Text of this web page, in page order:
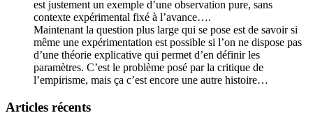
est justement un exemple d’une observation pure, sans
contexte expérimental fixé à l’avance….
Maintenant la question plus large qui se pose est de savoir si
même une expérimentation est possible si l’on ne dispose pas
d’une théorie explicative qui permet d’en définir les
paramètres. C’est le problème posé par la critique de
l’empirisme, mais ça c’est encore une autre histoire…
Articles récents